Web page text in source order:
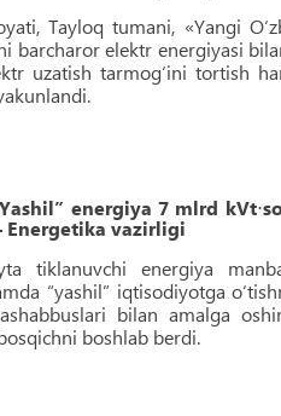
Tayloq tumani, «Yangi
barcharor elektr energiyasi
uzatish tarmog‘ini tortish
energiya 7 mlrd
Energetika vazirligi
tiklanuvchi energiya
“yashil” iqtisodiyotga
bilan amalga
boshlab berdi.